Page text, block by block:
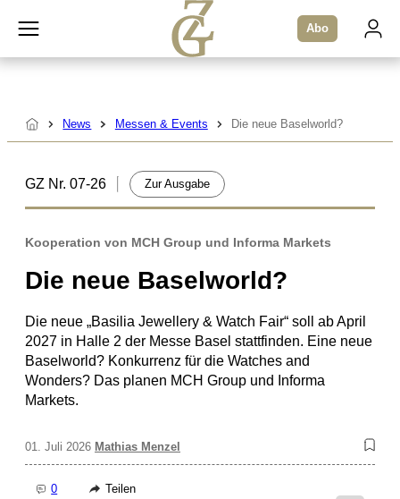
Inhalt
springen
Abo
Startseite
News Messen & Events Die neue Baselworld?
GZ Nr. 07-26 Zur Ausgabe
Kooperation von MCH Group und Informa Markets
Die neue Baselworld?
Die neue „Basilia Jewellery & Watch Fair“ soll ab April
2027 in Halle 2 der Messe Basel stattfinden. Eine neue
Baselworld? Konkurrenz für die Watches and
Wonders? Das planen MCH Group und Informa
Markets.
01. Juli 2026 Mathias Menzel
0 Teilen